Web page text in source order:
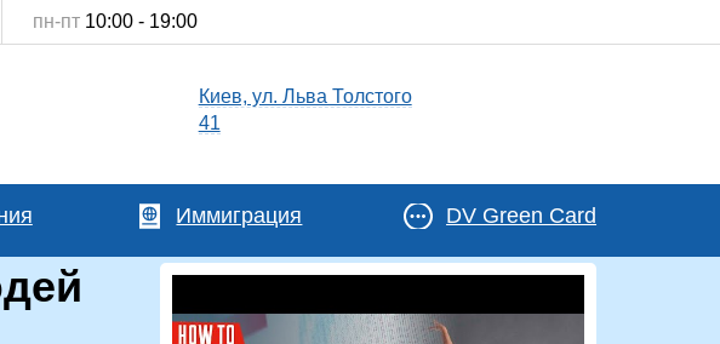
пн-пт 10:00 - 19:00
Киев, ул. Льва Толстого
41
Иммиграция DV Green Card